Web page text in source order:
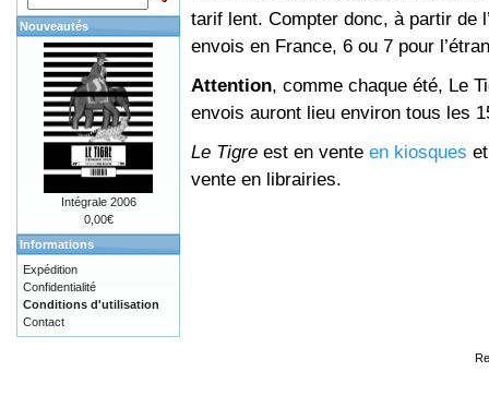
tarif lent. Compter donc, à partir de
envois en France, 6 ou 7 pour
Attention, comme chaque été, Le
envois auront lieu environ tous les
Le Tigre est en vente en kiosques
vente en librairies.
Nouveautés
Intégrale 2006
0,00€
Informations
Expédition
Confidentialité
Conditions d'utilisation
Contact